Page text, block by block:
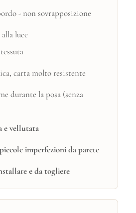
- non sovrapposizione
luce
carta molto resistente
durante la posa (senza
e vellutata
imperfezioni da parete
e da togliere